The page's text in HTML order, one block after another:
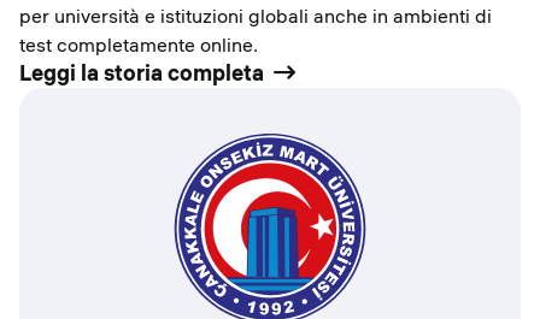
per università e istituzioni globali anche in ambienti di
test completamente online.
Leggi la storia completa